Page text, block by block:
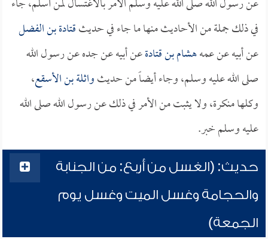
في ذلك جملة من الأحاديث منها ما جاء في حديثقتادة بن الفضل
عن أبيه عن عمههشام بن قتادةعن أبيه عن جده عن رسول الله
صلى الله عليه وسلم، وجاء أيضاً من حديثواثلة بن الأسقع،
وكلها منكرة، ولا يثبت من الأمر في ذلك عن رسول الله صلى الله
عليه وسلم خبر.
حديث: (الغسل من أربع: من الجنابة
والحجامة وغسل الميت وغسل يوم
الجمعة)